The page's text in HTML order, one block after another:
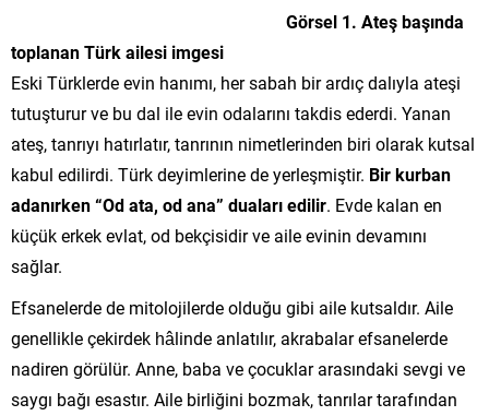
Görsel 1. Ateş başında
toplanan Türk ailesi imgesi
Eski Türklerde evin hanımı, her sabah bir ardıç dalıyla ateşi
tutuşturur ve bu dal ile evin odalarını takdis ederdi. Yanan
ateş, tanrıyı hatırlatır, tanrının nimetlerinden biri olarak kutsal
kabul edilirdi. Türk deyimlerine de yerleşmiştir. Bir kurban
adanırken “Od ata, od ana” duaları edilir. Evde kalan en
küçük erkek evlat, od bekçisidir ve aile evinin devamını
sağlar.
Efsanelerde de mitolojilerde olduğu gibi aile kutsaldır. Aile
genellikle çekirdek hâlinde anlatılır, akrabalar efsanelerde
nadiren görülür. Anne, baba ve çocuklar arasındaki sevgi ve
saygı bağı esastır. Aile birliğini bozmak, tanrılar tarafından